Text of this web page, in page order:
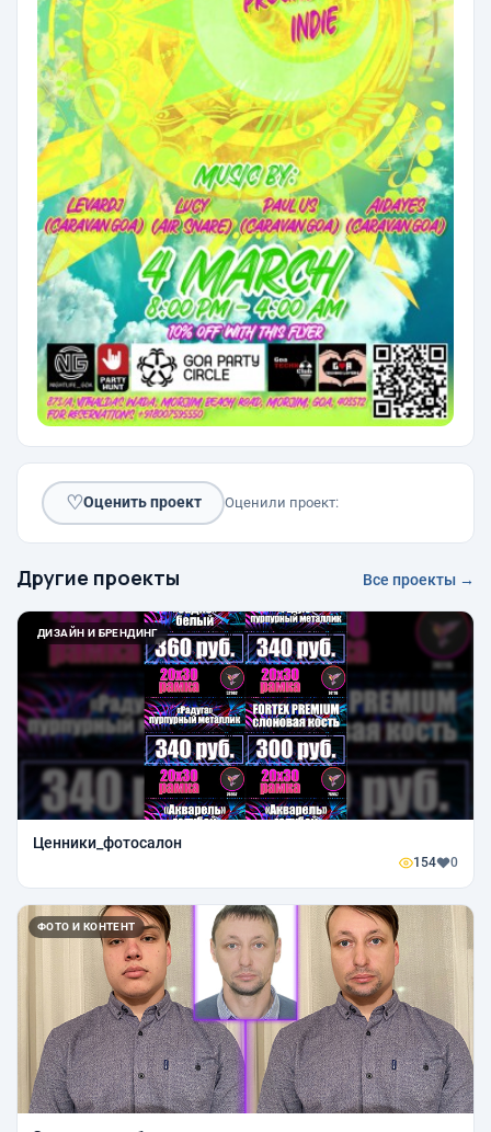
♡Оценить проект Оценили проект:
Другие проекты Все проекты →
ДИЗАЙН И БРЕНДИНГ
Ценники_фотосалон
154 0
ФОТО И КОНТЕНТ